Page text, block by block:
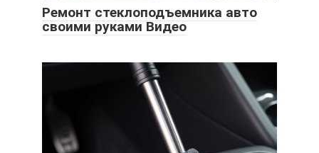
Ремонт стеклоподъемника авто
своими руками Видео